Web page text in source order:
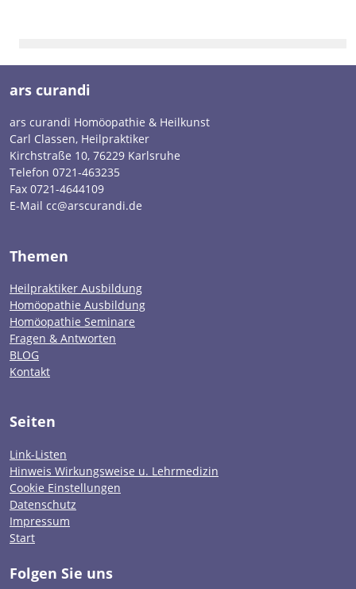
ars curandi
ars curandi Homöopathie & Heilkunst
Carl Classen, Heilpraktiker
Kirchstraße 10, 76229 Karlsruhe
Telefon 0721-463235
Fax 0721-4644109
E-Mail cc@arscurandi.de
Themen
Heilpraktiker Ausbildung
Homöopathie Ausbildung
Homöopathie Seminare
Fragen & Antworten
BLOG
Kontakt
Seiten
Link-Listen
Hinweis Wirkungsweise u. Lehrmedizin
Cookie Einstellungen
Datenschutz
Impressum
Start
Folgen Sie uns